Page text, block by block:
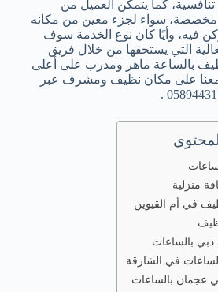
كما يتمكن العميل من
مخصصة، سواء لجزء معين من مكانه
فيه، وأيًا كان نوع الخدمة سوف
التي يستحقها من خلال فريق
بالساعة ماهر ومدرب على أعلى
على مكان نظيف ومشرف عبر
منزلية
في أم القيوين
بالساعات
في الشارقة
عجمان بالساعات